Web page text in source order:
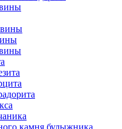
камня булыжника